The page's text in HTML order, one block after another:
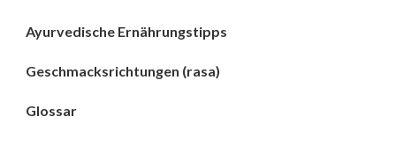
Ayurvedische Ernährungstipps
Geschmacksrichtungen (rasa)
Glossar